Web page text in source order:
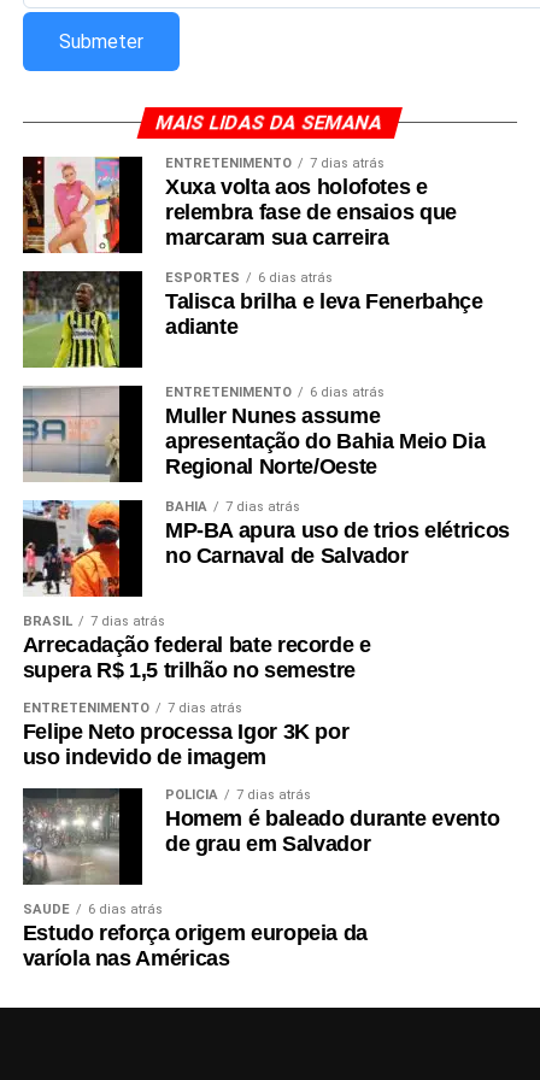
MAIS LIDAS DA SEMANA
ENTRETENIMENTO 7 dias atrás
Xuxa volta aos holofotes e
relembra fase de ensaios que
marcaram sua carreira
ESPORTES 6 dias atrás
Talisca brilha e leva Fenerbahçe
adiante
ENTRETENIMENTO 6 dias atrás
Muller Nunes assume
apresentação do Bahia Meio Dia
Regional Norte/Oeste
BAHIA 7 dias atrás
MP-BA apura uso de trios elétricos
no Carnaval de Salvador
BRASIL 7 dias atrás
Arrecadação federal bate recorde e
supera R$ 1,5 trilhão no semestre
ENTRETENIMENTO 7 dias atrás
Felipe Neto processa Igor 3K por
uso indevido de imagem
POLÍCIA 7 dias atrás
Homem é baleado durante evento
de grau em Salvador
SAÚDE 6 dias atrás
Estudo reforça origem europeia da
varíola nas Américas